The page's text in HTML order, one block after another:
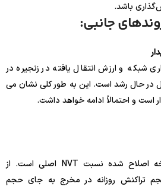
باشد.
جانبی:
شبکه و ارزش انتقال یافته در زنجیره در
در حال رشد است. این به طور کلی نشان می
است و احتمالاً ادامه خواهد داشت.
سیگنال NVT (NVTS) نسخه اصلاح شده نسبت NVT اصلی است. از
90 روزه حجم تراکنش روزانه در مخرج به جای حجم